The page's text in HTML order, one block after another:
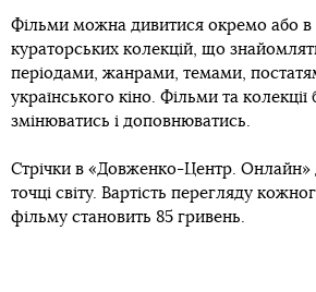
Фільми можна дивитися окремо або
кураторських колекцій, що
періодами, жанрами, темами,
українського кіно. Фільми та колекції
змінюватись і доповнюватись.
Стрічки в «Довженко-Центр. Онлайн»
точці світу. Вартість перегляду
фільму становить 85 гривень.